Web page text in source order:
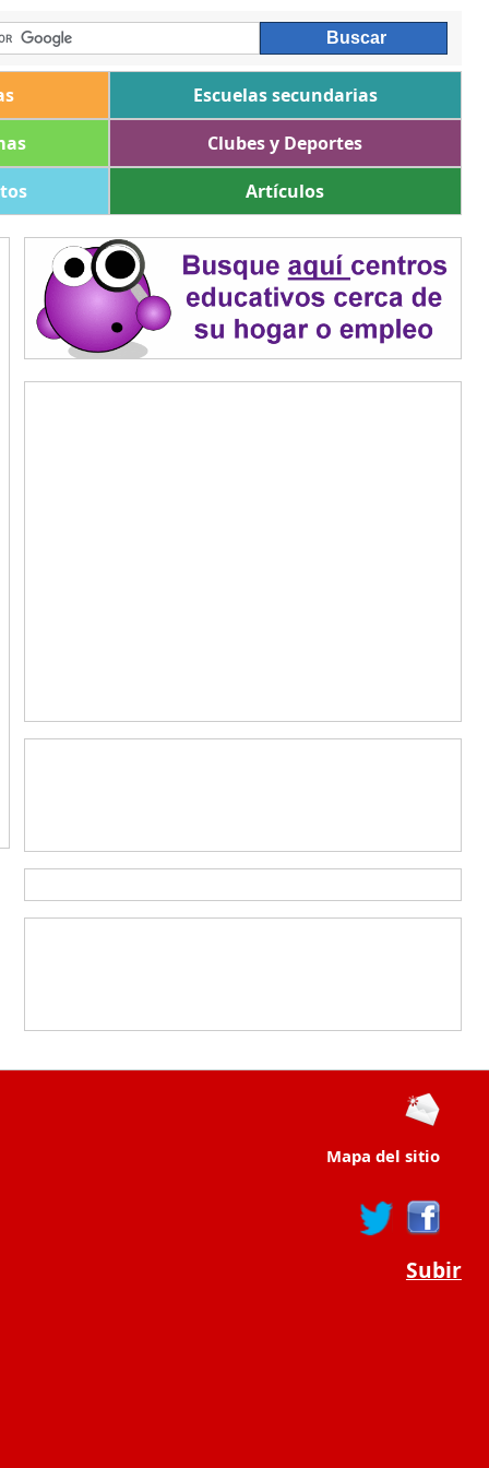
Escuelas secundarias
Clubes y Deportes
Artículos
Mapa del sitio
Subir